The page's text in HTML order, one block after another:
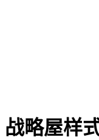
战略屋样